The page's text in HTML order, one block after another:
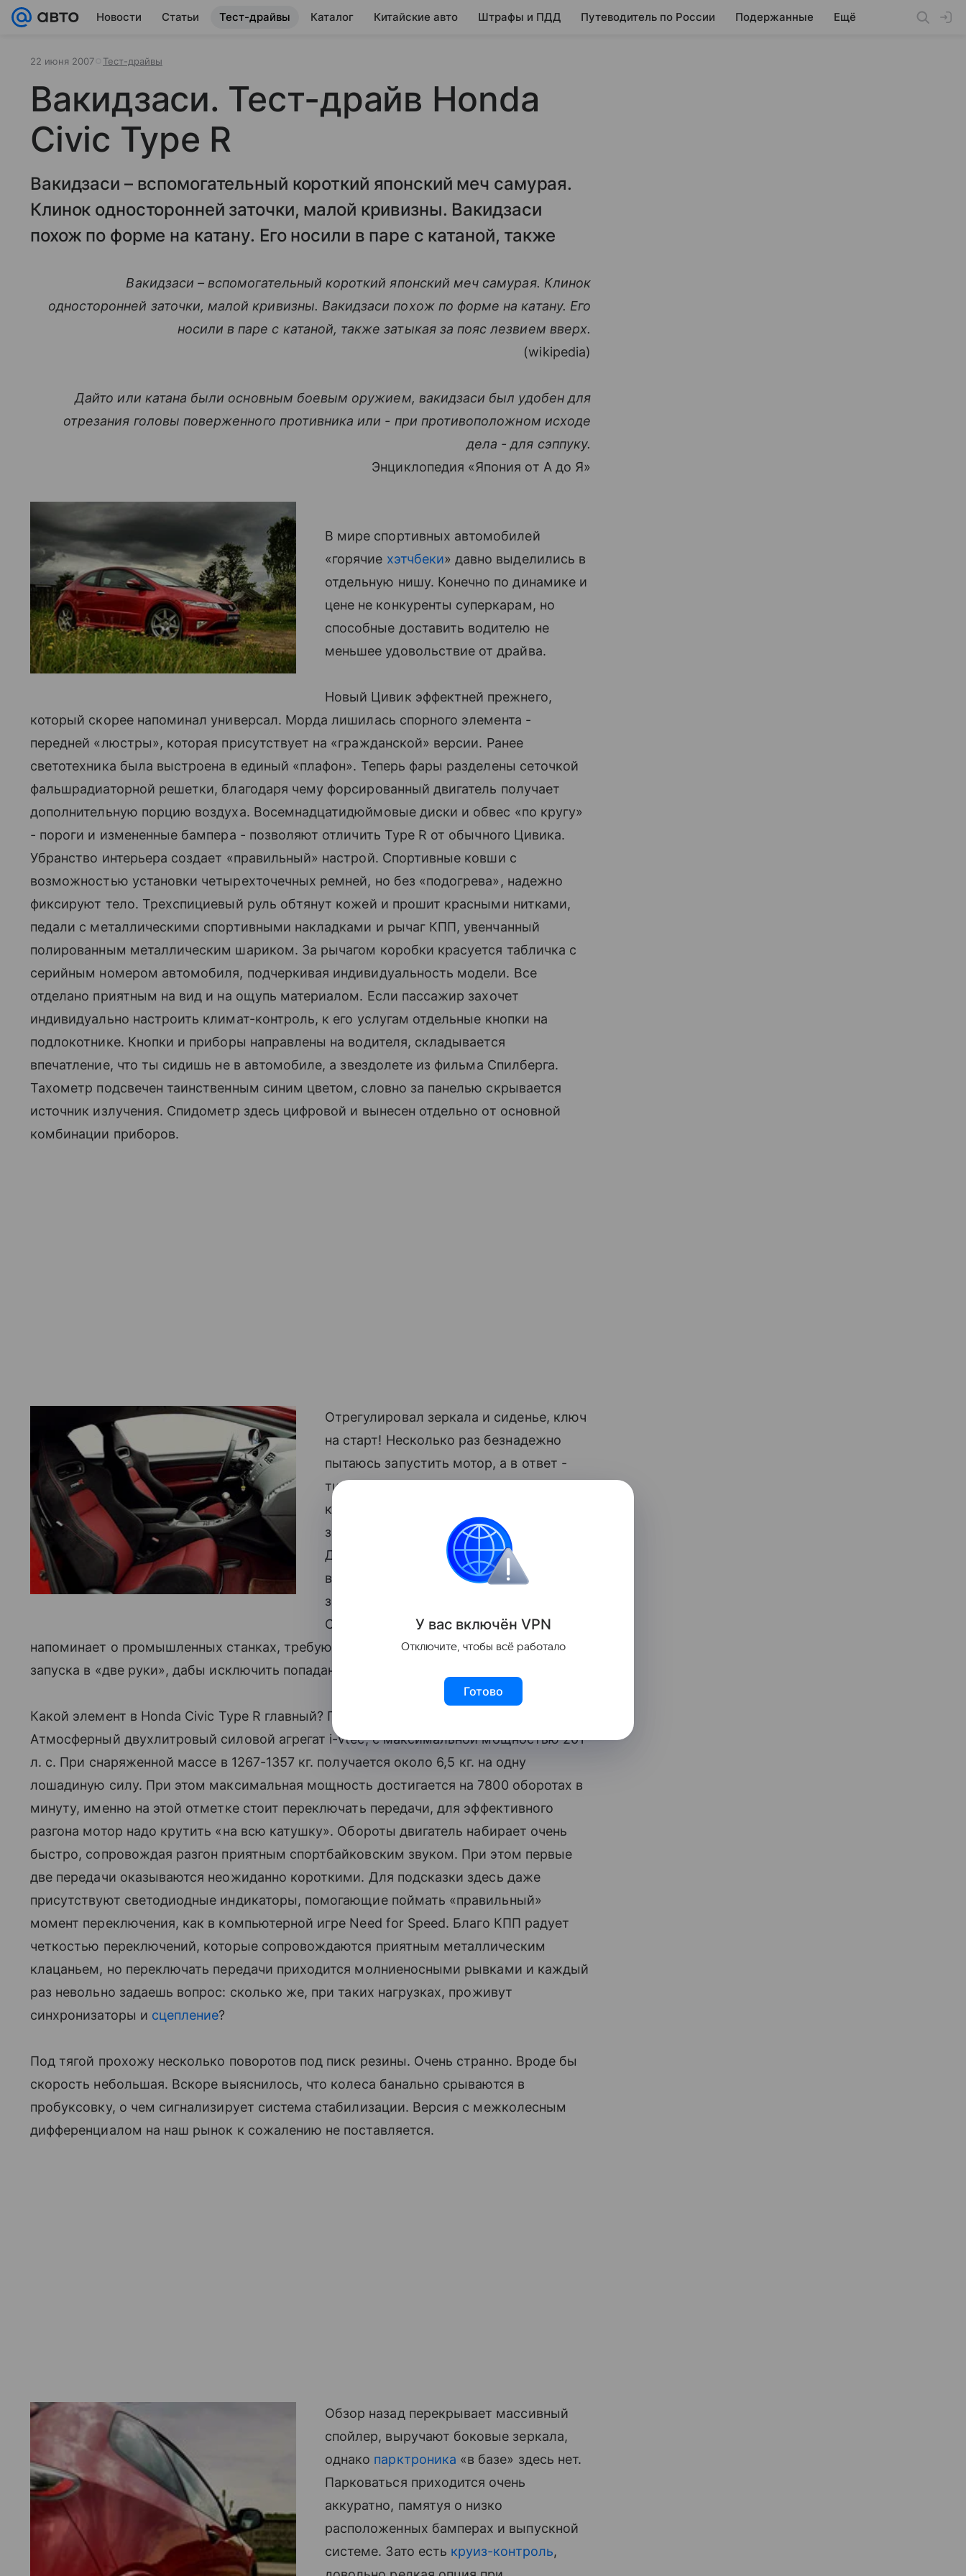
Новости Статьи Тест-драйвы Каталог Китайские авто Штрафы и ПДД Путеводитель по России Подержанные Ещё
22 июня 2007 Тест-драйвы
Вакидзаси. Тест-драйв Honda
Civic Type R
Вакидзаси – вспомогательный короткий японский меч самурая.
Клинок односторонней заточки, малой кривизны. Вакидзаси
похож по форме на катану. Его носили в паре с катаной, также
Вакидзаси – вспомогательный короткий японский меч самурая. Клинок
односторонней заточки, малой кривизны. Вакидзаси похож по форме на катану. Его
носили в паре с катаной, также затыкая за пояс лезвием вверх.
(wikipedia)
Дайто или катана были основным боевым оружием, вакидзаси был удобен для
отрезания головы поверженного противника или - при противоположном исходе
дела - для сэппуку.
Энциклопедия «Япония от А до Я»
В мире спортивных автомобилей
«горячие хэтчбеки» давно выделились в
отдельную нишу. Конечно по динамике и
цене не конкуренты суперкарам, но
способные доставить водителю не
меньшее удовольствие от драйва.
Новый Цивик эффектней прежнего,
который скорее напоминал универсал. Морда лишилась спорного элемента -
передней «люстры», которая присутствует на «гражданской» версии. Ранее
светотехника была выстроена в единый «плафон». Теперь фары разделены сеточкой
фальшрадиаторной решетки, благодаря чему форсированный двигатель получает
дополнительную порцию воздуха. Восемнадцатидюймовые диски и обвес «по кругу»
- пороги и измененные бампера - позволяют отличить Type R от обычного Цивика.
Убранство интерьера создает «правильный» настрой. Спортивные ковши с
возможностью установки четырехточечных ремней, но без «подогрева», надежно
фиксируют тело. Трехспициевый руль обтянут кожей и прошит красными нитками,
педали с металлическими спортивными накладками и рычаг КПП, увенчанный
полированным металлическим шариком. За рычагом коробки красуется табличка с
серийным номером автомобиля, подчеркивая индивидуальность модели. Все
отделано приятным на вид и на ощупь материалом. Если пассажир захочет
индивидуально настроить климат-контроль, к его услугам отдельные кнопки на
подлокотнике. Кнопки и приборы направлены на водителя, складывается
впечатление, что ты сидишь не в автомобиле, а звездолете из фильма Спилберга.
Тахометр подсвечен таинственным синим цветом, словно за панелью скрывается
источник излучения. Спидометр здесь цифровой и вынесен отдельно от основной
комбинации приборов.
Отрегулировал зеркала и сиденье, ключ
на старт! Несколько раз безнадежно
пытаюсь запустить мотор, а в ответ -
тишина. Неужели хваленое японское
качество подвело? Пока размышлял,
замечаю слева яркую кнопку «start».
Для того чтоб запуститьстартер
вначале надо повернуть ключ в
зажигании, а потом нажать на кнопку.
Сомнительная практичность, которая
напоминает о промышленных станках, требующих из соображения безопасности
запуска в «две руки», дабы исключить попадание конечностей в движущиеся части.
Какой элемент в Honda Civic Type R главный? Правильный ответ – двигатель.
Атмосферный двухлитровый силовой агрегат i-vtec, с максимальной мощностью 201
л. с. При снаряженной массе в 1267-1357 кг. получается около 6,5 кг. на одну
лошадиную силу. При этом максимальная мощность достигается на 7800 оборотах в
минуту, именно на этой отметке стоит переключать передачи, для эффективного
разгона мотор надо крутить «на всю катушку». Обороты двигатель набирает очень
быстро, сопровождая разгон приятным спортбайковским звуком. При этом первые
две передачи оказываются неожиданно короткими. Для подсказки здесь даже
присутствуют светодиодные индикаторы, помогающие поймать «правильный»
момент переключения, как в компьютерной игре Need for Speed. Благо КПП радует
четкостью переключений, которые сопровождаются приятным металлическим
клацаньем, но переключать передачи приходится молниеносными рывками и каждый
раз невольно задаешь вопрос: сколько же, при таких нагрузках, проживут
синхронизаторы и сцепление?
Под тягой прохожу несколько поворотов под писк резины. Очень странно. Вроде бы
скорость небольшая. Вскоре выяснилось, что колеса банально срываются в
пробуксовку, о чем сигнализирует система стабилизации. Версия с межколесным
дифференциалом на наш рынок к сожалению не поставляется.
Обзор назад перекрывает массивный
спойлер, выручают боковые зеркала,
однако парктроника «в базе» здесь нет.
Парковаться приходится очень
аккуратно, памятуя о низко
расположенных бамперах и выпускной
системе. Зато есть круиз-контроль,
У вас включён VPN
Отключите, чтобы всё работало
Готово